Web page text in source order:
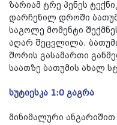
ზარიამ ტრე პენეს
დარჩენილ დროში
საგოლე მომენტი
აღარ შეცვლილა.
შორის გასამართი
საათზე ბათუმის ახალ
სუტიესკა 1:0 გაგრა
მინიმალური